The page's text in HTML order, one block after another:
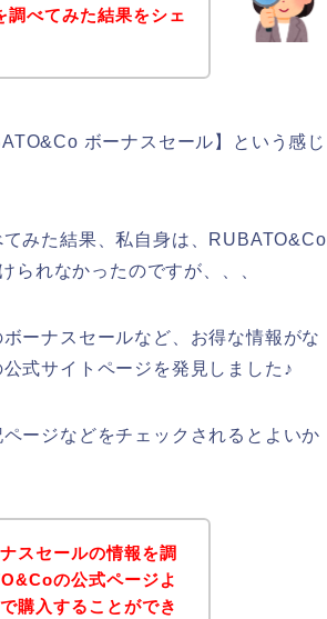
調べてみた結果をシェ
ボーナスセール】という感じ
みた結果、私自身は、RUBATO&Co
られなかったのですが、、、
ーナスセールなど、お得な情報がな
式サイトページを発見しました♪
ージなどをチェックされるとよいか
スセールの情報を調
の公式ページよ
購入することができ